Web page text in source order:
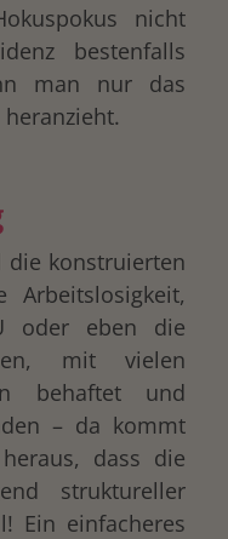
nicht
bestenfalls
man nur das
die konstruierten
oder eben die
mit vielen
behaftet und
– da kommt
dass die
struktureller
Ein einfacheres